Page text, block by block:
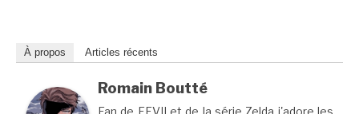
À propos Articles récents
Romain Boutté
Fan de FFVII et de la série Zelda j'adore les